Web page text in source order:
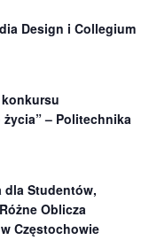
Design i Collegium
– Politechnika
Studentów,
Oblicza
Częstochowie